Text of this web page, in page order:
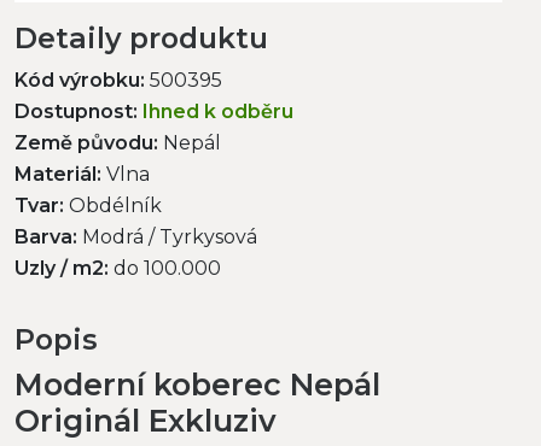
Detaily produktu
Kód výrobku: 500395
Dostupnost: Ihned k odběru
Země původu: Nepál
Materiál: Vlna
Tvar: Obdélník
Barva: Modrá / Tyrkysová
Uzly / m2: do 100.000
Popis
Moderní koberec Nepál
Originál Exkluziv